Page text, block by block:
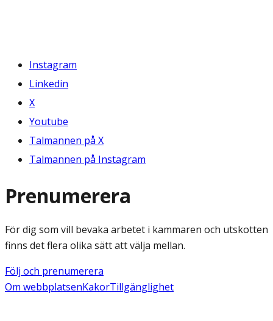
Instagram
Linkedin
X
Youtube
Talmannen på X
Talmannen på Instagram
Prenumerera
För dig som vill bevaka arbetet i kammaren och utskotten
finns det flera olika sätt att välja mellan.
Följ och prenumerera
Om webbplatsenKakorTillgänglighet